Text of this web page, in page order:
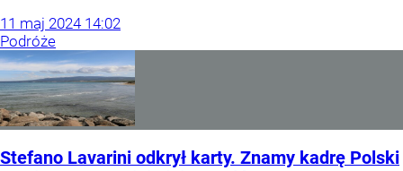
11 maj 2024 14:02
Podróże
Stefano Lavarini odkrył karty. Znamy kadrę Polski